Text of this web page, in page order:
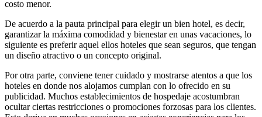
costo menor.
De acuerdo a la pauta principal para elegir un bien hotel, es decir,
garantizar la máxima comodidad y bienestar en unas vacaciones, lo
siguiente es preferir aquel ellos hoteles que sean seguros, que tengan
un diseño atractivo o un concepto original.
Por otra parte, conviene tener cuidado y mostrarse atentos a que los
hoteles en donde nos alojamos cumplan con lo ofrecido en su
publicidad. Muchos establecimientos de hospedaje acostumbran
ocultar ciertas restricciones o promociones forzosas para los clientes.